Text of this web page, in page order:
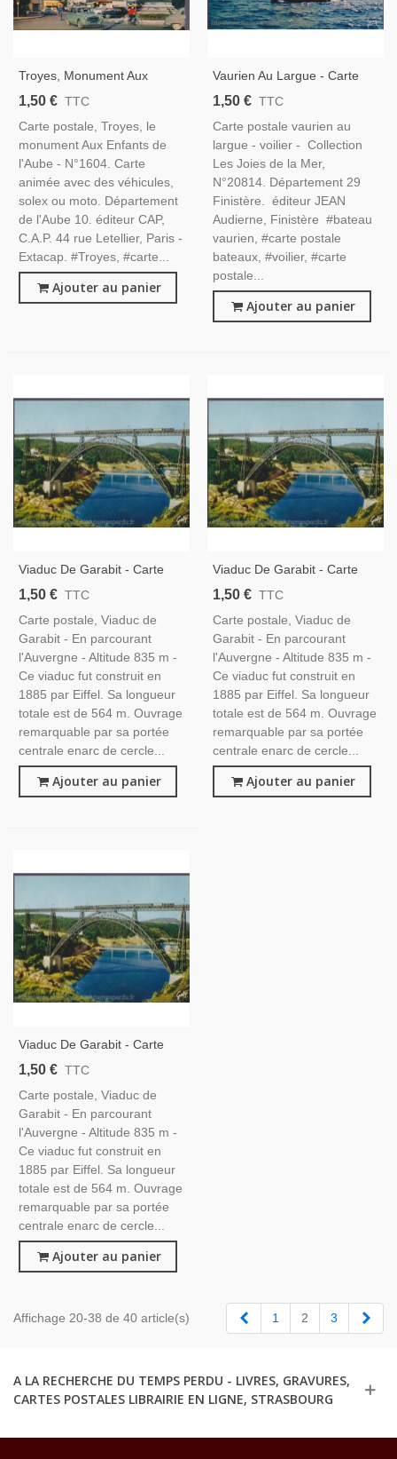
Troyes, Monument Aux
Enfants De L'Aube, Carte
Aube - Automobiles,
Monument Aux Morts,
1,50 € TTC
Carte postale, Troyes, le
monument Aux Enfants de
l'Aube - N°1604. Carte
animée avec des véhicules,
solex ou moto. Département
de l'Aube 10. éditeur CAP,
C.A.P. 44 rue Letellier, Paris -
Extacap. #Troyes, #carte...
Ajouter au panier
Vaurien Au Largue - Carte
Postale Département 29
1,50 € TTC
Carte postale vaurien au
largue - voilier - Collection
Les Joies de la Mer,
N°20814. Département 29
Finistère. éditeur JEAN
Audierne, Finistère #bateau
vaurien, #carte postale
bateaux, #voilier, #carte
postale...
Ajouter au panier
Viaduc De Garabit - Carte
Postale, Cantal 15,
GABY
1,50 € TTC
Carte postale, Viaduc de
Garabit - En parcourant
l'Auvergne - Altitude 835 m -
Ce viaduc fut construit en
1885 par Eiffel. Sa longueur
totale est de 564 m. Ouvrage
remarquable par sa portée
centrale enarc de cercle...
Ajouter au panier
Viaduc De Garabit - Carte
Postale, Cantal 15,
GABY
1,50 € TTC
Carte postale, Viaduc de
Garabit - En parcourant
l'Auvergne - Altitude 835 m -
Ce viaduc fut construit en
1885 par Eiffel. Sa longueur
totale est de 564 m. Ouvrage
remarquable par sa portée
centrale enarc de cercle...
Ajouter au panier
Viaduc De Garabit - Carte
Postale, Cantal 15,
GABY
1,50 € TTC
Carte postale, Viaduc de
Garabit - En parcourant
l'Auvergne - Altitude 835 m -
Ce viaduc fut construit en
1885 par Eiffel. Sa longueur
totale est de 564 m. Ouvrage
remarquable par sa portée
centrale enarc de cercle...
Ajouter au panier
Affichage 20-38 de 40 article(s) Précédent
1 2 3
A LA RECHERCHE DU TEMPS PERDU - LIVRES, GRAVURES,
CARTES POSTALES LIBRAIRIE EN LIGNE, STRASBOURG